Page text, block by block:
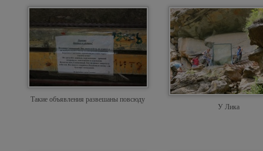
Такие объявления развешаны повсюду
У Лика